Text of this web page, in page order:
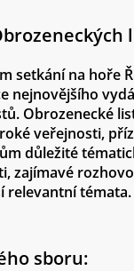
setkání na hoře
nejnovějšího
Obrozenecké
veřejnosti,
důležité
zajímavé
relevantní témata.
sboru: